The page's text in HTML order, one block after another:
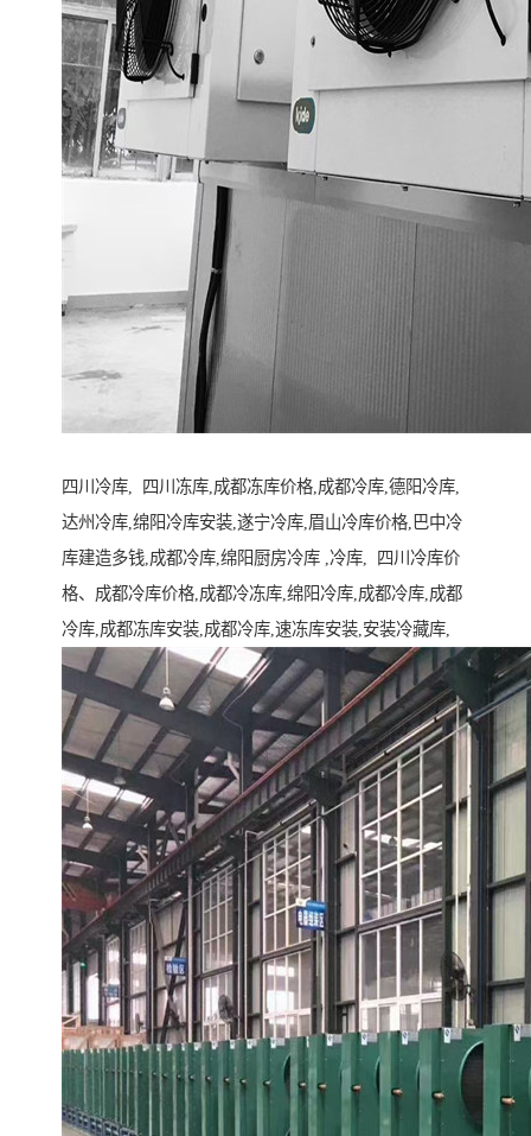
四川冷库, 四川冻库,成都冻库价格,成都冷库,德阳冷库,
达州冷库,绵阳冷库安装,遂宁冷库,眉山冷库价格,巴中冷
库建造多钱,成都冷库,绵阳厨房冷库 ,冷库, 四川冷库价
格、成都冷库价格,成都冷冻库,绵阳冷库,成都冷库,成都
冷库,成都冻库安装,成都冷库,速冻库安装,安装冷藏库,